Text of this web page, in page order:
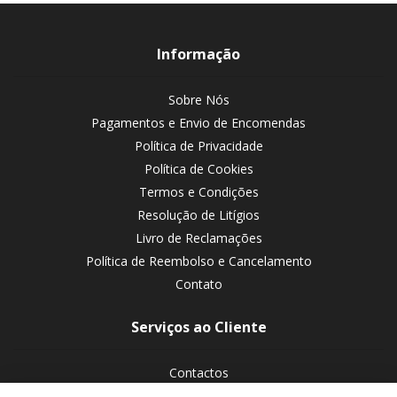
Informação
Sobre Nós
Pagamentos e Envio de Encomendas
Política de Privacidade
Política de Cookies
Termos e Condições
Resolução de Litígios
Livro de Reclamações
Política de Reembolso e Cancelamento
Contato
Serviços ao Cliente
Contactos